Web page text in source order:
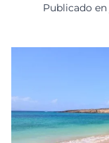
Publicado en